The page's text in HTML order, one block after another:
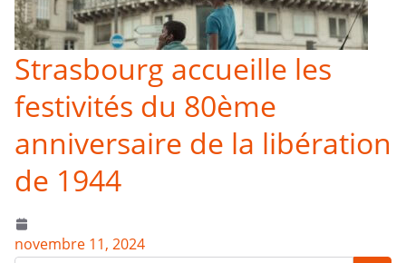
Strasbourg accueille les
festivités du 80ème
anniversaire de la libération
de 1944
novembre 11, 2024